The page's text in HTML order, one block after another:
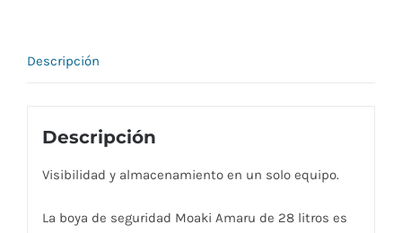
Descripción
Descripción
Visibilidad y almacenamiento en un solo equipo.
La boya de seguridad Moaki Amaru de 28 litros es